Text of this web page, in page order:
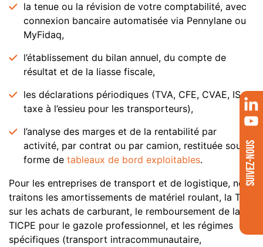
la tenue ou la révision de votre comptabilité, avec
connexion bancaire automatisée via Pennylane ou
MyFidaq,
l’établissement du bilan annuel, du compte de
résultat et de la liasse fiscale,
les déclarations périodiques (TVA, CFE, CVAE, IS,
taxe à l’essieu pour les transporteurs),
l’analyse des marges et de la rentabilité par
activité, par contrat ou par camion, restituée sous
forme de tableaux de bord exploitables.
Pour les entreprises de transport et de logistique, nous
traitons les amortissements de matériel roulant, la TVA
sur les achats de carburant, le remboursement de la
TICPE pour le gazole professionnel, et les régimes
spécifiques (transport intracommunautaire,
SUIVEZ-NOUS